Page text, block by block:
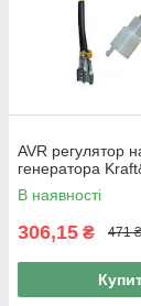
AVR регулятор
генератора
В наявності
306,15 ₴ 471 ₴